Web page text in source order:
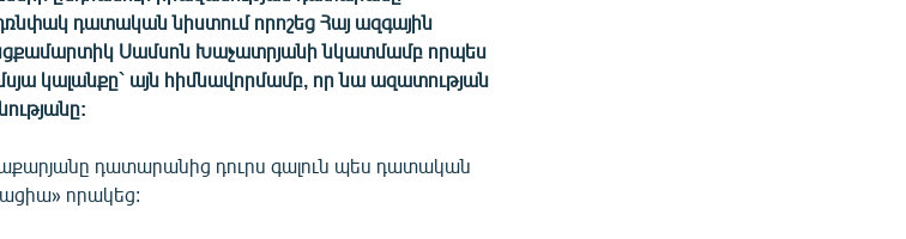
դատական նիստում որոշեց Հայ ազգային
Սամսոն Խաչատրյանի նկատմամբ որպես
կալանքը` այն հիմնավորմամբ, որ նա ազատության
դատարանից դուրս գալուն պես դատական
որակեց: